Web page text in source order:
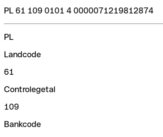
PL 61 109 0101 4 0000071219812874
PL
Landcode
61
Controlegetal
109
Bankcode